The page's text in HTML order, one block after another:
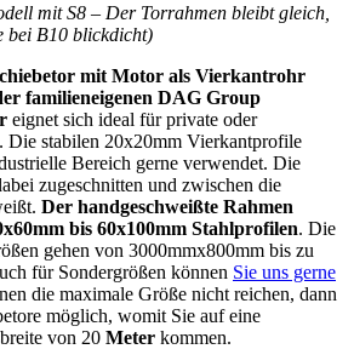
mit S8 – Der Torrahmen bleibt gleich,
bei B10 blickdicht)
mit Motor als Vierkantrohr
familieneigenen DAG Group
eignet sich ideal für private oder
Die stabilen 20x20mm Vierkantprofile
Bereich gerne verwendet. Die
zugeschnitten und zwischen die
Der handgeschweißte Rahmen
bis 60x100mm Stahlprofilen. Die
gehen von 3000mmx800mm bis zu
für Sondergrößen können Sie uns gerne
die maximale Größe nicht reichen, dann
möglich, womit Sie auf eine
von 20 Meter kommen.